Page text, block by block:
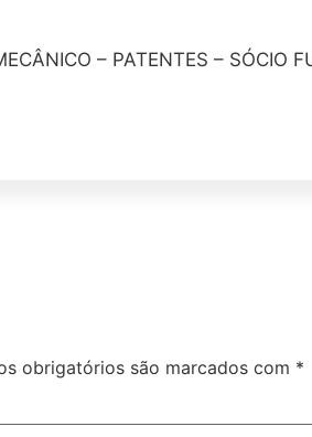
– PATENTES –
obrigatórios são marcados com *